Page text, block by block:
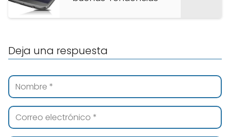
Deja una respuesta